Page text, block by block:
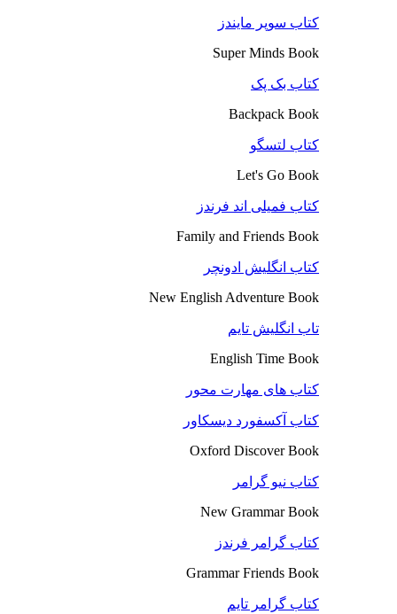
کتاب سوپر مایندز
Super Minds Book
کتاب بک پک
Backpack Book
کتاب لتسگو
Let's Go Book
کتاب فمیلی اند فرندز
Family and Friends Book
کتاب انگلیش ادونچر
New English Adventure Book
تاب انگلیش تایم
English Time Book
کتاب های مهارت محور
کتاب آکسفورد دیسکاور
Oxford Discover Book
کتاب نیو گرامر
New Grammar Book
کتاب گرامر فرندز
Grammar Friends Book
کتاب گرامر تایم